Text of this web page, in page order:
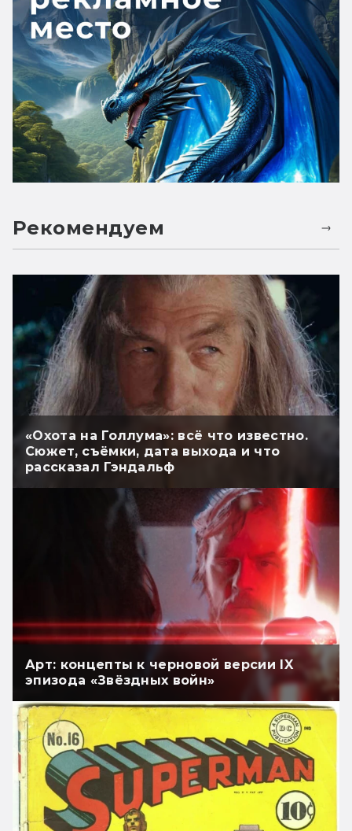
Рекомендуем
«Охота на Голлума»: всё что известно.
Сюжет, съёмки, дата выхода и что
рассказал Гэндальф
Арт: концепты к черновой версии IX
эпизода «Звёздных войн»